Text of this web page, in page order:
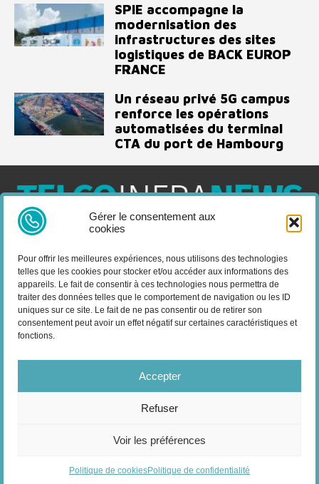
Gérer le consentement aux
cookies
Pour offrir les meilleures expériences, nous utilisons des technologies
telles que les cookies pour stocker et/ou accéder aux informations des
appareils. Le fait de consentir à ces technologies nous permettra de
traiter des données telles que le comportement de navigation ou les ID
uniques sur ce site. Le fait de ne pas consentir ou de retirer son
consentement peut avoir un effet négatif sur certaines caractéristiques et
fonctions.
Accepter
Refuser
Voir les préférences
Politique de cookiesPolitique de confidentialité
SPIE accompagne la
modernisation des
infrastructures des sites
logistiques de BACK EUROP
FRANCE
Un réseau privé 5G campus
renforce les opérations
automatisées du terminal
CTA du port de Hambourg
Telco Infra News est un média dédié aux acteurs des télécoms
services, des news, des déploiements, des évènements, des
livres blancs et les nominations du secteur. Retrouvez toutes les
informations sur les innovations en domaine des
télécommunications.
Vous cherchez quelque chose ?
| Google reCAPTCHA :